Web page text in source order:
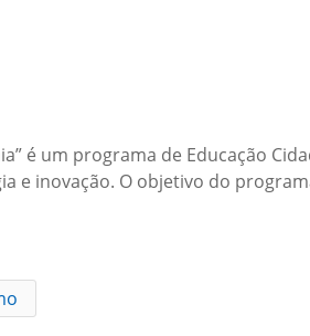
é um programa de Educação
e inovação. O objetivo do